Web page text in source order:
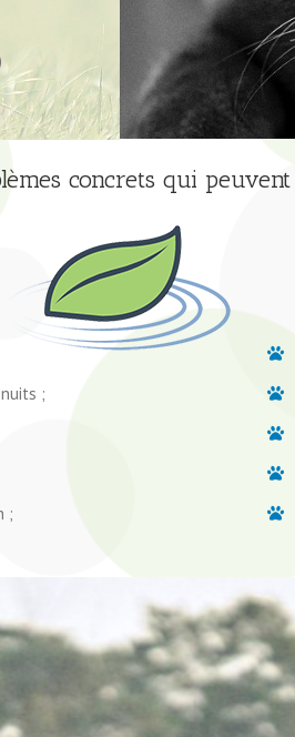
concrets qui
;
;